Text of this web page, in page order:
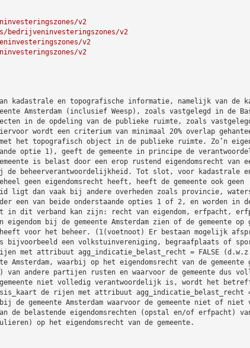
v2
bedrijveninvesteringszones/v2
v2
v2
kadastrale en topografische informatie, namelijk van de
Amsterdam (inclusief Weesp), zoals vastgelegd in de
in de opdeling van de publieke ruimte, zoals
wordt een criterium van minimaal 20% overlap
het topografisch object in de publieke ruimte. Zo’n
optie 1), geeft de gemeente in principe de
is belast door een erop rustend eigendomsrecht van
beheerverantwoordelijkheid. Tot slot, voor kadastrale en
geen eigendomsrecht heeft, heeft de gemeente ook geen
ligt dan vaak bij andere overheden zoals provincie,
een van beide onderstaande opties 1 of 2, en worden in
in dit verband kan zijn: recht van eigendom, erfpacht,
bij de gemeente Amsterdam zien of de gemeente op
voor het beheer. (1(voetnoot) Er bestaan mogelijk
bijvoorbeeld een volkstuinvereniging, begraafplaats of
met attribuut agg_indicatie_belast_recht = FALSE
waarbij op het eigendomsrecht van de gemeente
van andere partijen rusten en waarvoor de gemeente dus
niet volledig verantwoordelijk is, wordt het
de rijen met attribuut agg_indicatie_belast_recht =
gemeente Amsterdam waarvoor de gemeente niet of niet
belastende eigendomsrechten (opstal en/of erfpacht)
op het eigendomsrecht van de gemeente.